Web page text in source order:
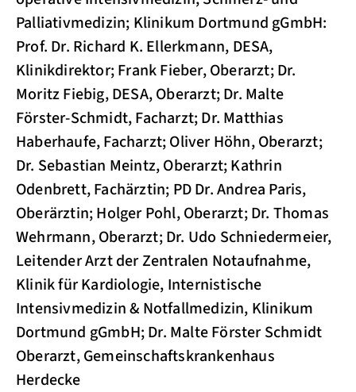
Palliativmedizin; Klinikum Dortmund gGmbH:
Prof. Dr. Richard K. Ellerkmann, DESA,
Klinikdirektor; Frank Fieber, Oberarzt; Dr.
Moritz Fiebig, DESA, Oberarzt; Dr. Malte
Förster-Schmidt, Facharzt; Dr. Matthias
Haberhaufe, Facharzt; Oliver Höhn, Oberarzt;
Dr. Sebastian Meintz, Oberarzt; Kathrin
Odenbrett, Fachärztin; PD Dr. Andrea Paris,
Oberärztin; Holger Pohl, Oberarzt; Dr. Thomas
Wehrmann, Oberarzt; Dr. Udo Schniedermeier,
Leitender Arzt der Zentralen Notaufnahme,
Klinik für Kardiologie, Internistische
Intensivmedizin & Notfallmedizin, Klinikum
Dortmund gGmbH; Dr. Malte Förster Schmidt
Oberarzt, Gemeinschaftskrankenhaus
Herdecke